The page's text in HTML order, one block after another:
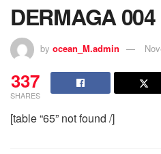
DERMAGA
by ocean_M.admin
337
SHARES
[table “65” not found /]